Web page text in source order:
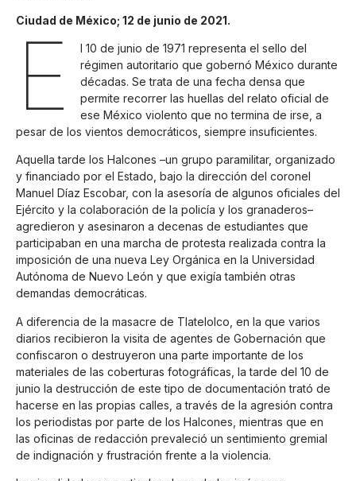
Ciudad de México; 12 de junio de 2021.
E
l 10 de junio de 1971 representa el sello del
régimen autoritario que gobernó México durante
décadas. Se trata de una fecha densa que
permite recorrer las huellas del relato oficial de
ese México violento que no termina de irse, a
pesar de los vientos democráticos, siempre insuficientes.
Aquella tarde los Halcones –un grupo paramilitar, organizado
y financiado por el Estado, bajo la dirección del coronel
Manuel Díaz Escobar, con la asesoría de algunos oficiales del
Ejército y la colaboración de la policía y los granaderos–
agredieron y asesinaron a decenas de estudiantes que
participaban en una marcha de protesta realizada contra la
imposición de una nueva Ley Orgánica en la Universidad
Autónoma de Nuevo León y que exigía también otras
demandas democráticas.
A diferencia de la masacre de Tlatelolco, en la que varios
diarios recibieron la visita de agentes de Gobernación que
confiscaron o destruyeron una parte importante de los
materiales de las coberturas fotográficas, la tarde del 10 de
junio la destrucción de este tipo de documentación trató de
hacerse en las propias calles, a través de la agresión contra
los periodistas por parte de los Halcones, mientras que en
las oficinas de redacción prevaleció un sentimiento gremial
de indignación y frustración frente a la violencia.